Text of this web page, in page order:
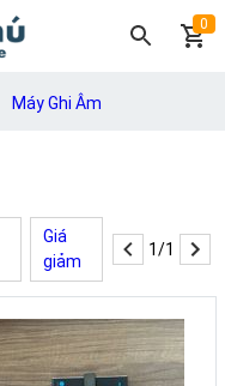
0
Máy Ghi Âm
Giá
giảm
1/1